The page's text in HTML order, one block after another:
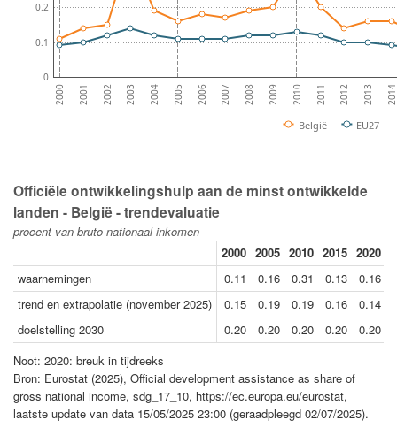
2000 2001 2002 2003 2004 2005 2006 2007 2008 2009 2010 2011 2012 2013 2014
0
0.1
0.2
België EU27
Officiële ontwikkelingshulp aan de minst ontwikkelde
landen - België - trendevaluatie
procent van bruto nationaal inkomen
2000 2005 2010 2015 2020
waarnemingen
0.11 0.16 0.31 0.13 0.16
trend en extrapolatie (november 2025)
0.15 0.19 0.19 0.16 0.14
doelstelling 2030
0.20 0.20 0.20 0.20 0.20
Noot: 2020: breuk in tijdreeks
Bron: Eurostat (2025), Official development assistance as share of
gross national income, sdg_17_10, https://ec.europa.eu/eurostat,
laatste update van data 15/05/2025 23:00 (geraadpleegd 02/07/2025).